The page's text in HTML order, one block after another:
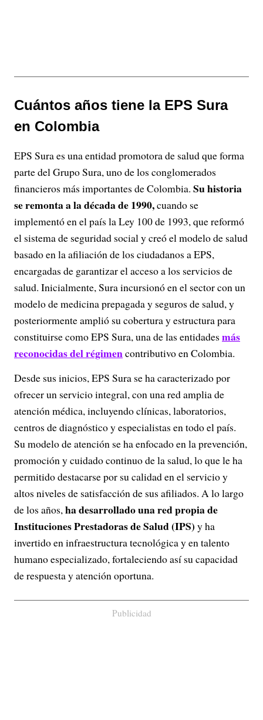
Cuántos años tiene la EPS Sura
en Colombia
EPS Sura es una entidad promotora de salud que forma
parte del Grupo Sura, uno de los conglomerados
financieros más importantes de Colombia. Su historia
se remonta a la década de 1990,cuando se
implementó en el país la Ley 100 de 1993, que reformó
el sistema de seguridad social y creó el modelo de salud
basado en la afiliación de los ciudadanos a EPS,
encargadas de garantizar el acceso a los servicios de
salud. Inicialmente, Sura incursionó en el sector con un
modelo de medicina prepagada y seguros de salud, y
posteriormente amplió su cobertura y estructura para
constituirse como EPS Sura, una de las entidades más
reconocidas del régimencontributivo en Colombia.
Desde sus inicios, EPS Sura se ha caracterizado por
ofrecer un servicio integral, con una red amplia de
atención médica, incluyendo clínicas, laboratorios,
centros de diagnóstico y especialistas en todo el país.
Su modelo de atención se ha enfocado en la prevención,
promoción y cuidado continuo de la salud, lo que le ha
permitido destacarse por su calidad en el servicio y
altos niveles de satisfacción de sus afiliados. A lo largo
de los años,ha desarrollado una red propia de
Instituciones Prestadoras de Salud (IPS) y ha
invertido en infraestructura tecnológica y en talento
humano especializado, fortaleciendo así su capacidad
de respuesta y atención oportuna.
Publicidad